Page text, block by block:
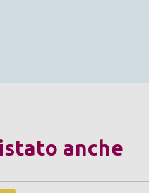
anche